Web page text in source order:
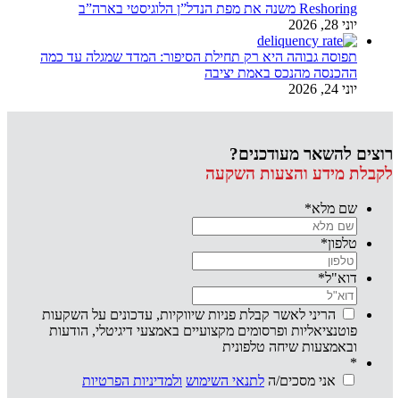
Reshoring משנה את מפת הנדל”ן הלוגיסטי בארה”ב
יוני 28, 2026
תפוסה גבוהה היא רק תחילת הסיפור: המדד שמגלה עד כמה
ההכנסה מהנכס באמת יציבה
יוני 24, 2026
רוצים להשאר מעודכנים?
לקבלת מידע והצעות השקעה
שם מלא*
טלפון*
דוא"ל*
הריני לאשר קבלת פניות שיווקיות, עדכונים על השקעות
פוטנציאליות ופרסומים מקצועיים באמצעי דיגיטלי, הודעות
ובאמצעות שיחה טלפונית
*
אני מסכים/ה לתנאי השימוש ולמדיניות הפרטיות